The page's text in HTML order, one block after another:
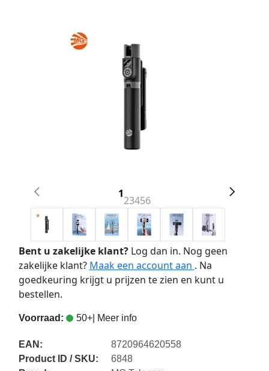
1
23456
Bent u zakelijke klant?Log dan in. Nog geen
zakelijke klant? Maak een account aan . Na
goedkeuring krijgt u prijzen te zien en kunt u
bestellen.
Voorraad: 50+| Meer info
EAN:
8720964620558
Product ID / SKU:
6848